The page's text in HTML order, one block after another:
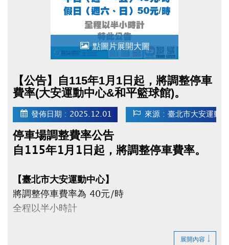
點圖片展開大圖
【公告】自115年1月1日起，將調整停車
費率(大安運動中心&和平籃球館)。
發佈日期 : 2025.12.01 來源 : 臺北市大安運動
停車場調整費率公告
自115年1月1日起，將調整停車費率。
【臺北市大安運動中心】
將調整停車費率為 40元/時
全程以半小時計
展開內容